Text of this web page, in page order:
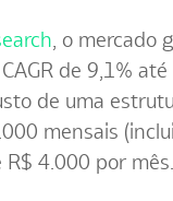
, o
de 9,1%
de uma
mensais
4.000 por mês.